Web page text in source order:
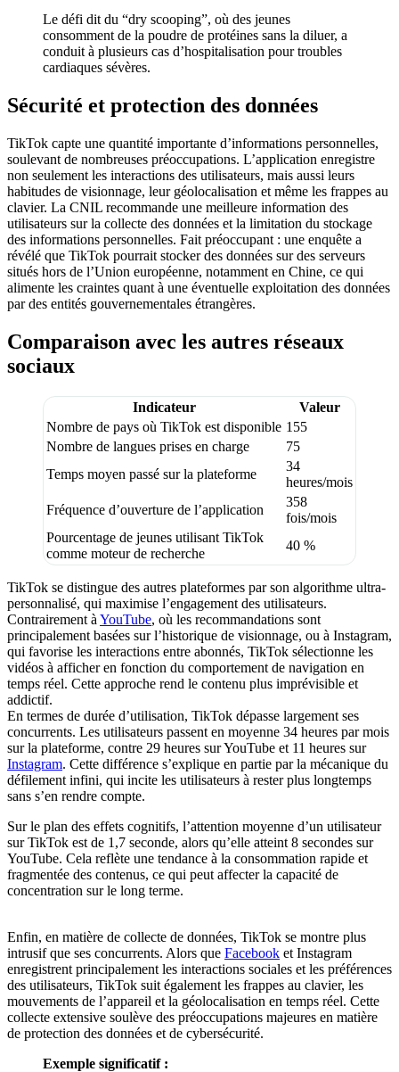
Le défi dit du “dry scooping”, où des jeunes
consomment de la poudre de protéines sans la diluer, a
conduit à plusieurs cas d’hospitalisation pour troubles
cardiaques sévères.
Sécurité et protection des données
TikTok capte une quantité importante d’informations personnelles,
soulevant de nombreuses préoccupations. L’application enregistre
non seulement les interactions des utilisateurs, mais aussi leurs
habitudes de visionnage, leur géolocalisation et même les frappes au
clavier. La CNIL recommande une meilleure information des
utilisateurs sur la collecte des données et la limitation du stockage
des informations personnelles. Fait préoccupant : une enquête a
révélé que TikTok pourrait stocker des données sur des serveurs
situés hors de l’Union européenne, notamment en Chine, ce qui
alimente les craintes quant à une éventuelle exploitation des données
par des entités gouvernementales étrangères.
Comparaison avec les autres réseaux
sociaux
Indicateur
Valeur
Nombre de pays où TikTok est disponible 155
Nombre de langues prises en charge
75
Temps moyen passé sur la plateforme
34
heures/mois
Fréquence d’ouverture de l’application
358
fois/mois
Pourcentage de jeunes utilisant TikTok
comme moteur de recherche
40 %
TikTok se distingue des autres plateformes par son algorithme ultra-
personnalisé, qui maximise l’engagement des utilisateurs.
Contrairement à YouTube, où les recommandations sont
principalement basées sur l’historique de visionnage, ou à Instagram,
qui favorise les interactions entre abonnés, TikTok sélectionne les
vidéos à afficher en fonction du comportement de navigation en
temps réel. Cette approche rend le contenu plus imprévisible et
addictif.
En termes de durée d’utilisation, TikTok dépasse largement ses
concurrents. Les utilisateurs passent en moyenne 34 heures par mois
sur la plateforme, contre 29 heures sur YouTube et 11 heures sur
Instagram. Cette différence s’explique en partie par la mécanique du
défilement infini, qui incite les utilisateurs à rester plus longtemps
sans s’en rendre compte.
Sur le plan des effets cognitifs, l’attention moyenne d’un utilisateur
sur TikTok est de 1,7 seconde, alors qu’elle atteint 8 secondes sur
YouTube. Cela reflète une tendance à la consommation rapide et
fragmentée des contenus, ce qui peut affecter la capacité de
concentration sur le long terme.
Enfin, en matière de collecte de données, TikTok se montre plus
intrusif que ses concurrents. Alors que Facebook et Instagram
enregistrent principalement les interactions sociales et les préférences
des utilisateurs, TikTok suit également les frappes au clavier, les
mouvements de l’appareil et la géolocalisation en temps réel. Cette
collecte extensive soulève des préoccupations majeures en matière
de protection des données et de cybersécurité.
Exemple significatif :